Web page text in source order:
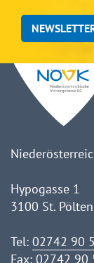
Hypogasse 1
3100 St. Pölten
Tel: 02742 90
Fax: 02742 90